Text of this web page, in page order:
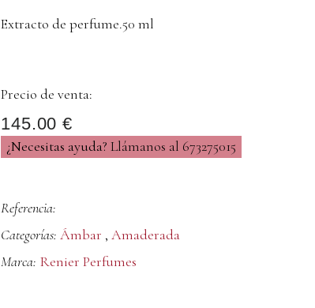
Extracto de perfume.50 ml
Precio de venta:
145.00 €
¿Necesitas ayuda? Llámanos al 673275015
Referencia:
Categorías: Ámbar , Amaderada
Marca: Renier Perfumes